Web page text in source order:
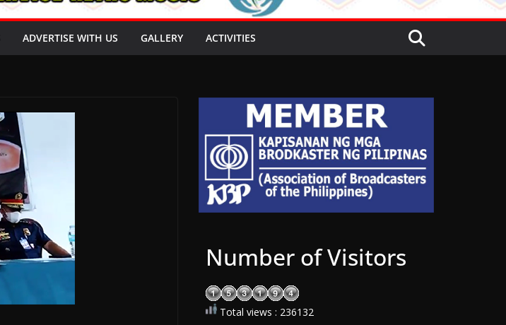
ADVERTISE WITH US GALLERY ACTIVITIES
Number of Visitors
Total views : 236132